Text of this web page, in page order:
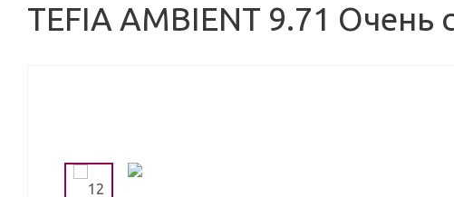
TEFIA AMBIENT 9.71